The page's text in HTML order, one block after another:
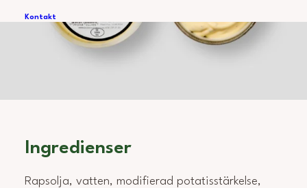
Kontakt
Ingredienser
Rapsolja, vatten, modifierad potatisstärkelse,